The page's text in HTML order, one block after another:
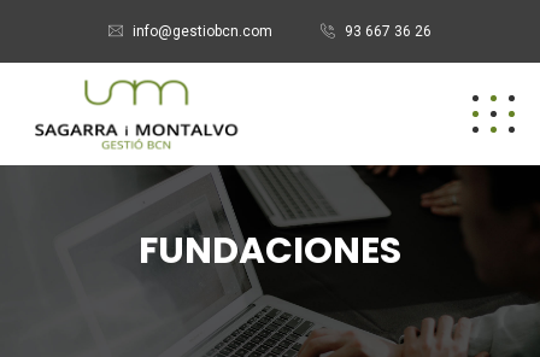
info@gestiobcn.com 93 667 36 26
FUNDACIONES